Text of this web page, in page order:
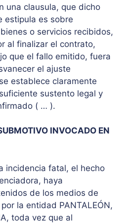
una clausula, que dicho
estipula es sobre
o servicios recibidos,
al finalizar el contrato,
que el fallo emitido, fuera
el ajuste
establece claramente
sustento legal y
( … ).
INVOCADO EN
incidencia fatal, el hecho
haya
de los medios de
la entidad PANTALEÓN,
toda vez que al